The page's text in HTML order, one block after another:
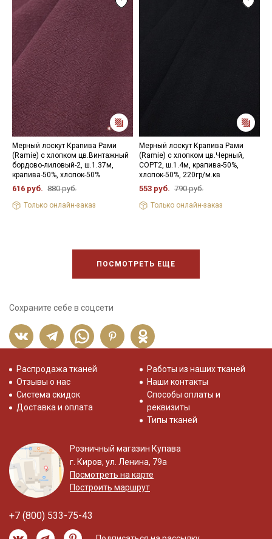
Мерный лоскут Крапива Рами
(Ramie) с хлопком цв.Винтажный
бордово-лиловый-2, ш.1.37м,
крапива-50%, хлопок-50%
616 руб. 880 руб.
Только онлайн-заказ
Мерный лоскут Крапива Рами
(Ramie) с хлопком цв.Черный,
СОРТ2, ш.1.4м, крапива-50%,
хлопок-50%, 220гр/м.кв
553 руб. 790 руб.
Только онлайн-заказ
ПОСМОТРЕТЬ ЕЩЕ
Сохраните себе в соцсети
Распродажа тканей
Отзывы о нас
Система скидок
Доставка и оплата
Работы из наших тканей
Наши контакты
Способы оплаты и
реквизиты
Типы тканей
Розничный магазин Купава
г. Киров, ул. Ленина, 79а
Посмотреть на карте
Построить маршрут
+7 (800) 533-75-43